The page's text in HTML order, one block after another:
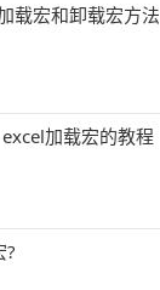
载宏和卸载宏方法
加载宏的教程
?